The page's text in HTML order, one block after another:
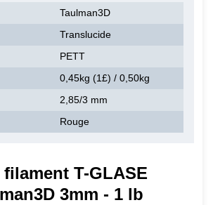
Taulman3D
Translucide
PETT
0,45kg (1£) / 0,50kg
2,85/3 mm
Rouge
T-GLASE
3mm - 1 lb